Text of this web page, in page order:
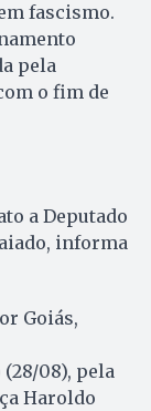
fascismo.
pela
o fim de
a Deputado
informa
Goiás,
08), pela
Haroldo